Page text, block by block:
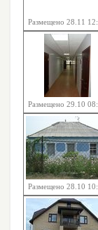
Размещено 28.11
Размещено 29.10
Размещено 28.10